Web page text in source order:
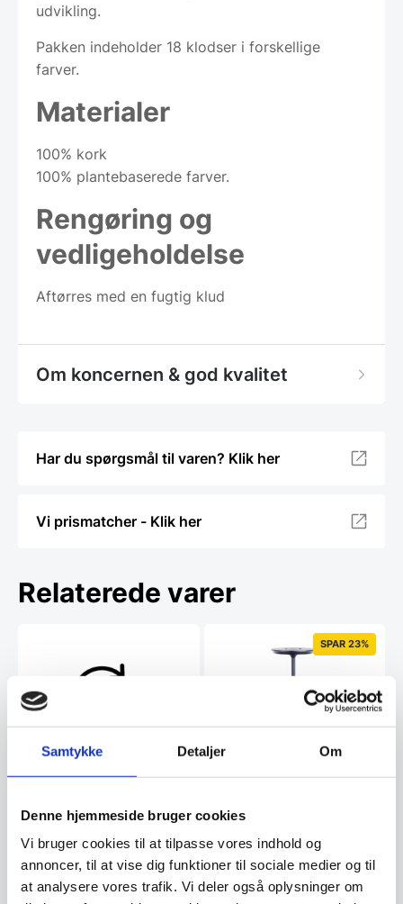
Samtykke Detaljer Om
Denne hjemmeside bruger cookies
Vi bruger cookies til at tilpasse vores indhold og
annoncer, til at vise dig funktioner til sociale medier og til
at analysere vores trafik. Vi deler også oplysninger om
udvikling.
Pakken indeholder 18 klodser i forskellige
farver.
Materialer
100% kork
100% plantebaserede farver.
Rengøring og
vedligeholdelse
Aftørres med en fugtig klud
Om koncernen & god kvalitet
Har du spørgsmål til varen? Klik her
Vi prismatcher - Klik her
Relaterede varer
Forlænget returret, fra 14-
Gastrobutikken tilbyder fuldt
beløb retur inde for 14 dage.
Køber du…
SPAR 23%
Ava lampe – Sort
er udført i sortfarvet aluminium,
som gør den…